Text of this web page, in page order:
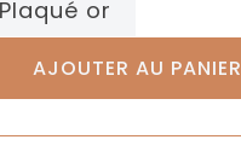
Plaqué or
AJOUTER AU PANIER